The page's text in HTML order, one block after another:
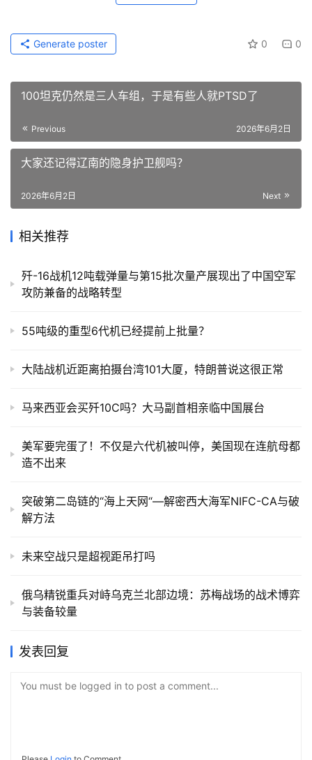
0 0
Generate poster
100坦克仍然是三人车组，于是有些人就PTSD了
Previous 2026年6月2日
大家还记得辽南的隐身护卫舰吗？
Next
2026年6月2日
相关推荐
歼-16战机12吨载弹量与第15批次量产展现出了中国空军
攻防兼备的战略转型
55吨级的重型6代机已经提前上批量？
大陆战机近距离拍摄台湾101大厦，特朗普说这很正常
马来西亚会买歼10C吗？大马副首相亲临中国展台
美军要完蛋了！不仅是六代机被叫停，美国现在连航母都
造不出来
突破第二岛链的“海上天网“—解密西大海军NIFC-CA与破
解方法
未来空战只是超视距吊打吗
俄乌精锐重兵对峙乌克兰北部边境：苏梅战场的战术博弈
与装备较量
发表回复
You must be logged in to post a comment...